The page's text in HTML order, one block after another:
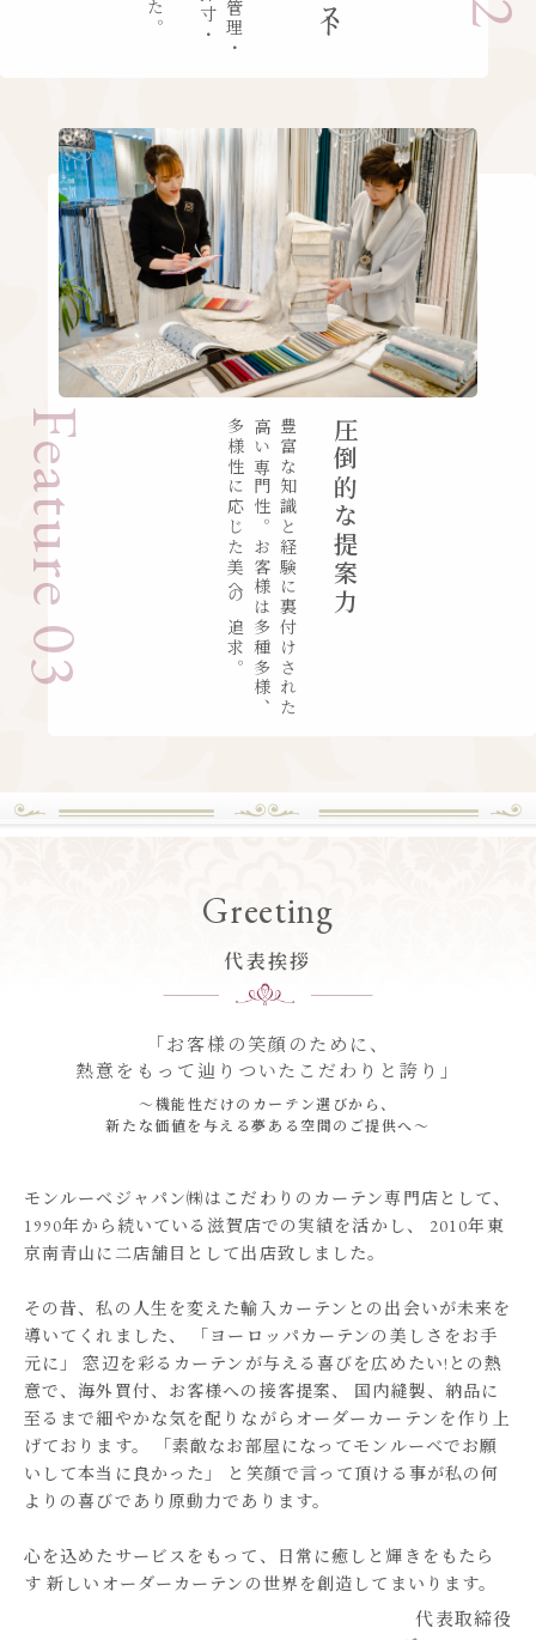
圧倒的な提案力
豊富な知識と経験に裏付けされた
高い専門性。
お客様は多種多様、
多様性に応じた美への追求。
Feature 03
Greeting
代表挨拶
「お客様の笑顔のために、
熱意をもって辿りついたこだわりと誇り」
～機能性だけのカーテン選びから、
新たな価値を与える夢ある空間のご提供へ～
モンルーベジャパン㈱はこだわりのカーテン専門店として、
1990年から続いている滋賀店での実績を活かし、
2010年東
京南青山に二店舗目として出店致しました。
その昔、私の人生を変えた輸入カーテンとの出会いが未来を
導いてくれました、
「ヨーロッパカーテンの美しさをお手
元に」
窓辺を彩るカーテンが与える喜びを広めたい!との熱
意で、海外買付、お客様への接客提案、
国内縫製、納品に
至るまで細やかな気を配りながらオーダーカーテンを作り上
げております。
「素敵なお部屋になってモンルーベでお願
いして本当に良かった」
と笑顔で言って頂ける事が私の何
よりの喜びであり原動力であります。
心を込めたサービスをもって、日常に癒しと輝きをもたら
す 新しいオーダーカーテンの世界を創造してまいります。
代表取締役